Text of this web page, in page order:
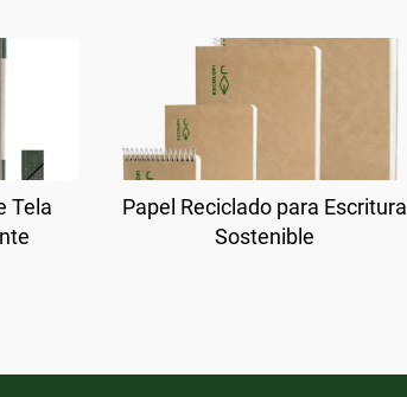
Tela
Papel Reciclado para Escritura
Sostenible